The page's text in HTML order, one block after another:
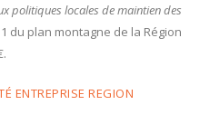
politiques locales de maintien des
du plan montagne de la Région
ENTREPRISE REGION